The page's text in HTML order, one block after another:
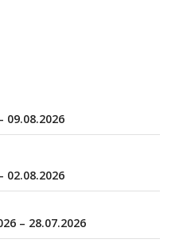
09.08.2026
02.08.2026
– 28.07.2026